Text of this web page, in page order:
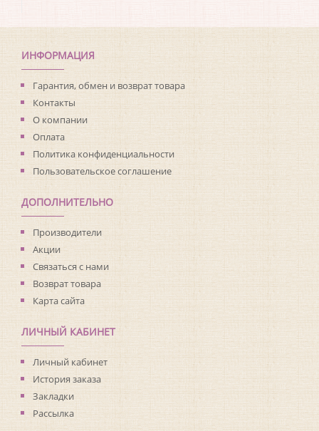
Длина рулона:
10.05
Ширина рулона: 0.7
Материал покрытия:Виниловое
Страна:Италия
Материал основы:
Раппорт:<>
ИНФОРМАЦИЯ
Гарантия, обмен и возврат товара
Контакты
О компании
Оплата
Политика конфиденциальности
Пользовательское соглашение
ДОПОЛНИТЕЛЬНО
Производители
Акции
Связаться с нами
Возврат товара
Карта сайта
ЛИЧНЫЙ КАБИНЕТ
Личный кабинет
История заказа
Закладки
Рассылка